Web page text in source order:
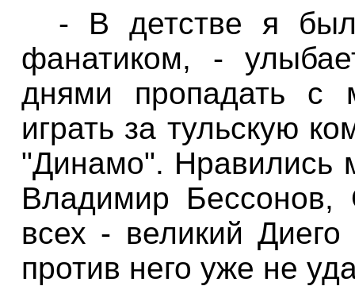
- В детстве я
фанатиком, -
днями пропадать с
играть за тульскую
"Динамо". Нравились
Владимир
всех - великий Диего
против него уже не